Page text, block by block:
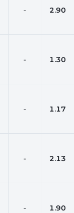
- 2.90
- 1.30
- 1.17
- 2.13
- 1.90